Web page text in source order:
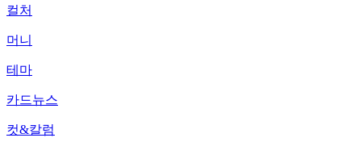
컬처
머니
테마
카드뉴스
컷&칼럼